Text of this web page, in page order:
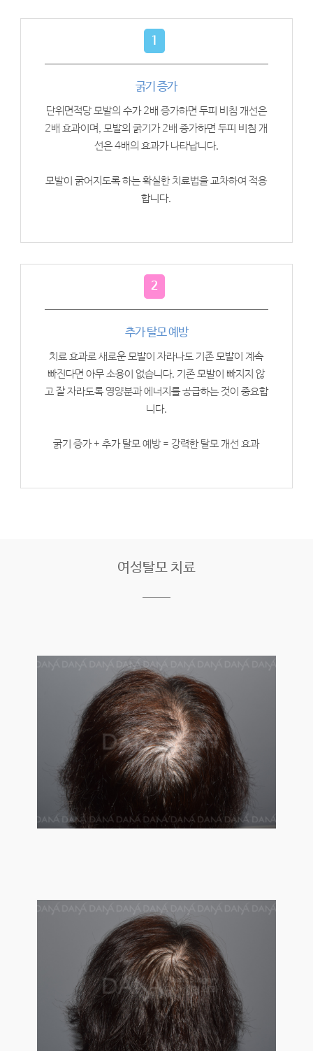
1
굵기 증가
단위면적당 모발의 수가 2배 증가하면 두피 비침 개선은
2배 효과이며, 모발의 굵기가 2배 증가하면 두피 비침 개
선은 4배의 효과가 나타납니다.
모발이 굵어지도록 하는 확실한 치료법을 교차하여 적용
합니다.
2
추가 탈모 예방
치료 효과로 새로운 모발이 자라나도 기존 모발이 계속
빠진다면 아무 소용이 없습니다. 기존 모발이 빠지지 않
고 잘 자라도록 영양분과 에너지를 공급하는 것이 중요합
니다.
굵기 증가 + 추가 탈모 예방 = 강력한 탈모 개선 효과
여성탈모 치료